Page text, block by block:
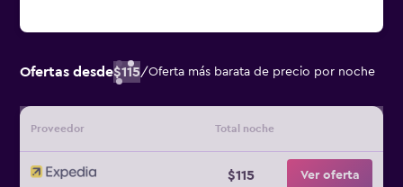
Ofertas desde$115/Oferta más barata de precio por noche
Proveedor Total noche
$115 Ver oferta